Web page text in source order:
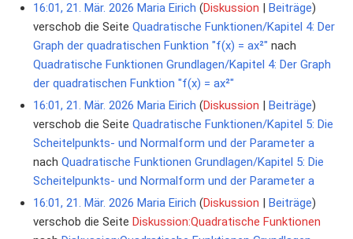
16:01, 21. Mär. 2026 Maria Eirich Diskussion
Beiträge
verschob die Seite Quadratische Funktionen/Kapitel 4: Der
Graph der quadratischen Funktion "f(x) = ax²" nach
Quadratische Funktionen Grundlagen/Kapitel 4: Der Graph
der quadratischen Funktion "f(x) = ax²"
16:01, 21. Mär. 2026 Maria Eirich Diskussion
Beiträge
verschob die Seite Quadratische Funktionen/Kapitel 5: Die
Scheitelpunkts- und Normalform und der Parameter a
nach Quadratische Funktionen Grundlagen/Kapitel 5: Die
Scheitelpunkts- und Normalform und der Parameter a
16:01, 21. Mär. 2026 Maria Eirich Diskussion
Beiträge
verschob die Seite Diskussion:Quadratische Funktionen